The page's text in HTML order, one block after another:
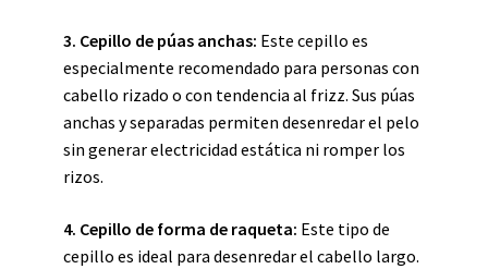
3. Cepillo de púas anchas: Este cepillo es
especialmente recomendado para personas con
cabello rizado o con tendencia al frizz. Sus púas
anchas y separadas permiten desenredar el pelo
sin generar electricidad estática ni romper los
rizos.
4. Cepillo de forma de raqueta: Este tipo de
cepillo es ideal para desenredar el cabello largo.